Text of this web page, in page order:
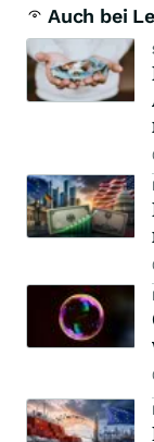
Auch bei